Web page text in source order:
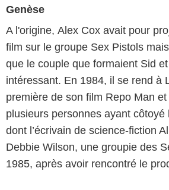
Genèse
A l'origine, Alex Cox avait pour
film sur le groupe Sex Pistols
que le couple que formaient Sid
intéressant. En 1984, il se rend à
première de son film Repo Man
plusieurs personnes ayant côtoyé
dont l’écrivain de science-fiction
Debbie Wilson, une groupie des
1985, après avoir rencontré le